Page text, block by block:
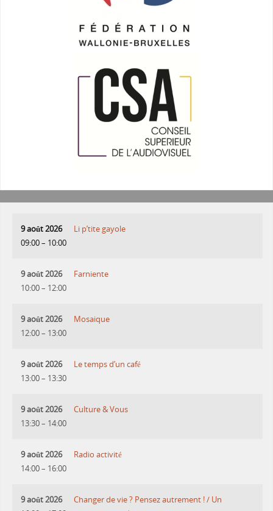
9 août 2026
09:00– 10:00
Li p’tite gayole
9 août 2026
10:00– 12:00
Farniente
9 août 2026
12:00– 13:00
Mosaique
9 août 2026
13:00– 13:30
Le temps d’un café
9 août 2026
13:30– 14:00
Culture & Vous
9 août 2026
14:00– 16:00
Radio activité
9 août 2026
Changer de vie ? Pensez autrement ! / Un